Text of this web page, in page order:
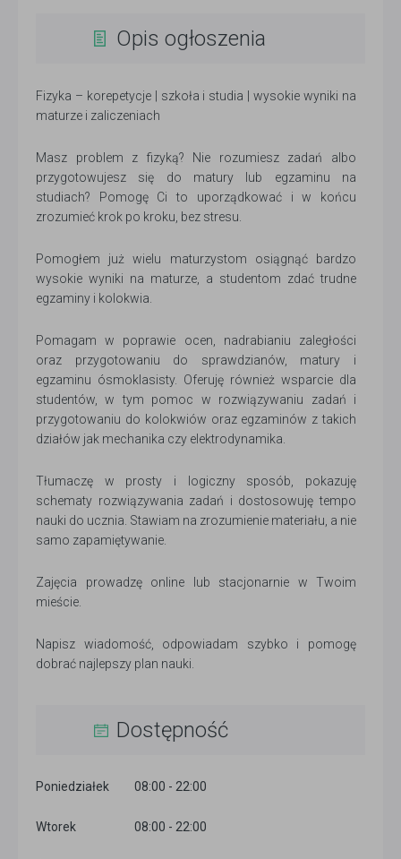
Opis ogłoszenia
Fizyka – korepetycje | szkoła i studia | wysokie wyniki na
maturze i zaliczeniach
Masz problem z fizyką? Nie rozumiesz zadań albo
przygotowujesz się do matury lub egzaminu na
studiach? Pomogę Ci to uporządkować i w końcu
zrozumieć krok po kroku, bez stresu.
Pomogłem już wielu maturzystom osiągnąć bardzo
wysokie wyniki na maturze, a studentom zdać trudne
egzaminy i kolokwia.
Pomagam w poprawie ocen, nadrabianiu zaległości
oraz przygotowaniu do sprawdzianów, matury i
egzaminu ósmoklasisty. Oferuję również wsparcie dla
studentów, w tym pomoc w rozwiązywaniu zadań i
przygotowaniu do kolokwiów oraz egzaminów z takich
działów jak mechanika czy elektrodynamika.
Tłumaczę w prosty i logiczny sposób, pokazuję
schematy rozwiązywania zadań i dostosowuję tempo
nauki do ucznia. Stawiam na zrozumienie materiału, a nie
samo zapamiętywanie.
Zajęcia prowadzę online lub stacjonarnie w Twoim
mieście.
Napisz wiadomość, odpowiadam szybko i pomogę
dobrać najlepszy plan nauki.
Dostępność
Poniedziałek 08:00 - 22:00
Wtorek 08:00 - 22:00